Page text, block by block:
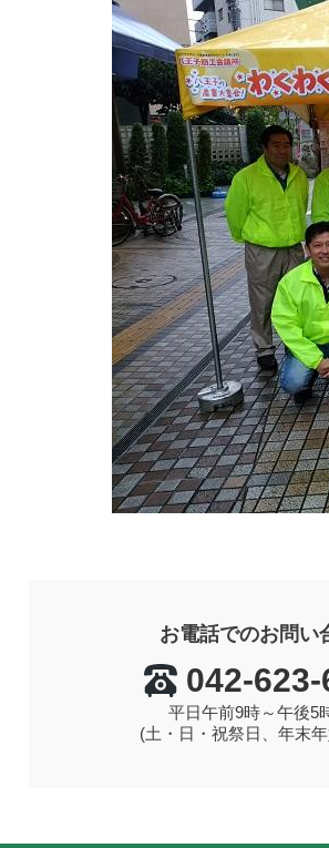
お電話でのお問い
042-623-
平日午前9時～午後5
(土・日・祝祭日、年末